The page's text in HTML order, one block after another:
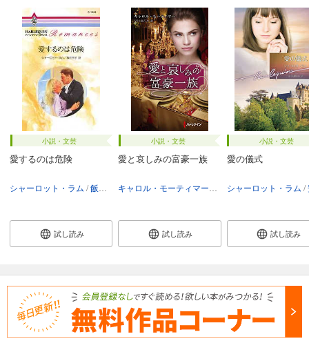
小説・文芸
愛するのは危険
シャーロット・ラム 飯田冊子
試し読み
小説・文芸
愛と哀しみの富豪一族
早川麻百合
試し読み
小説・文芸
愛の儀式
シャーロット・ラム
試し読み